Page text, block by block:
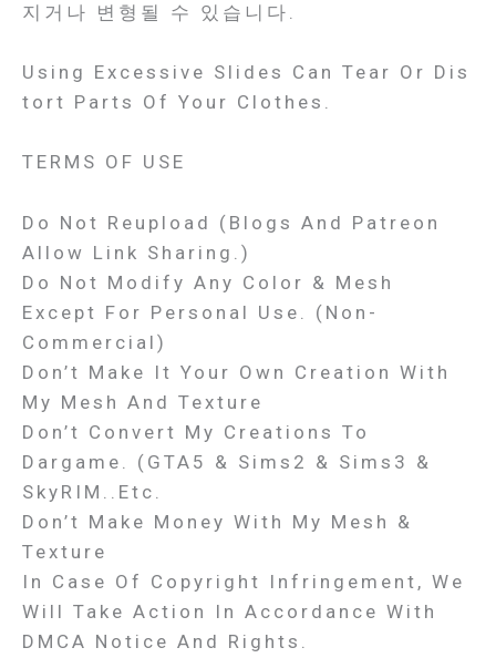
지거나 변형될 수 있습니다.
Using Excessive Slides Can Tear Or Dis
Tort Parts Of Your Clothes.
TERMS OF USE
Do Not Reupload (Blogs And Patreon
Allow Link Sharing.)
Do Not Modify Any Color & Mesh
Except For Personal Use. (Non-
Commercial)
Don’t Make It Your Own Creation With
My Mesh And Texture
Don’t Convert My Creations To
Dargame. (GTA5 & Sims2 & Sims3 &
SkyRIM..etc.
Don’t Make Money With My Mesh &
Texture
In Case Of Copyright Infringement, We
Will Take Action In Accordance With
DMCA Notice And Rights.